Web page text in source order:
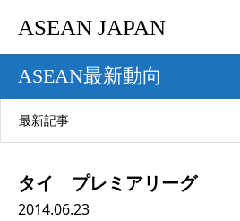
ASEAN JAPAN
ASEAN最新動向
最新記事
タイ プレミアリーグ
2014.06.23